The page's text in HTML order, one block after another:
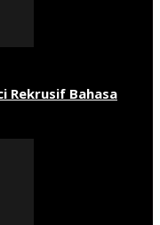
Rekrusif Bahasa